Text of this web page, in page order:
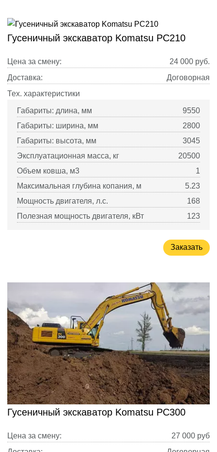
Гусеничный экскаватор Komatsu PC210
Цена за смену: 24 000 руб.
Доставка:
Договорная
Тех. характеристики
Габариты: длина, мм
9550
Габариты: ширина, мм
2800
Габариты: высота, мм
3045
Эксплуатационная масса, кг
20500
Объем ковша, м3
1
Максимальная глубина копания, м
5.23
Мощность двигателя, л.с.
168
Полезная мощность двигателя, кВт
123
Заказать
Гусеничный экскаватор Komatsu PC300
Цена за смену: 27 000 руб